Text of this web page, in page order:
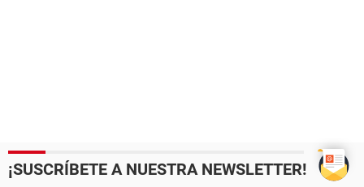
¡SUSCRÍBETE A NUESTRA NEWSLETTER!